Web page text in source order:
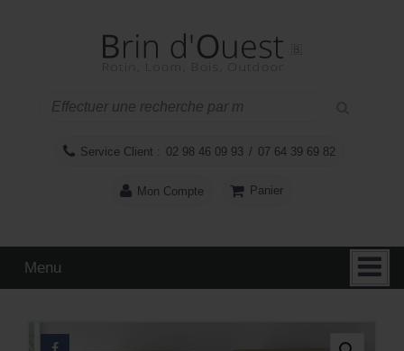
Service Client : 02 98 46 09 93 / 07 64 39 69 82
Mon Compte Panier
Menu